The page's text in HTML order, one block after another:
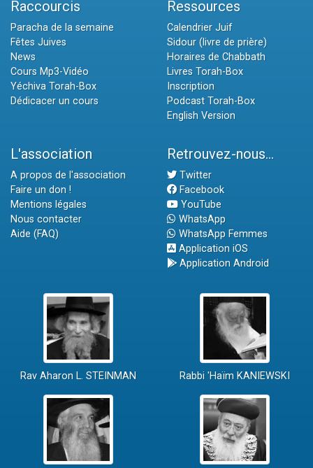
Raccourcis
Paracha de la semaine
Fêtes Juives
News
Cours Mp3-Vidéo
Yéchiva Torah-Box
Dédicacer un cours
Ressources
Calendrier Juif
Sidour (livre de prière)
Horaires de Chabbath
Livres Torah-Box
Inscription
Podcast Torah-Box
English Version
L'association
A propos de l'association
Faire un don !
Mentions légales
Nous contacter
Aide (FAQ)
Retrouvez-nous...
Twitter
Facebook
YouTube
WhatsApp
WhatsApp Femmes
Application iOS
Application Android
Rav Aharon L. STEINMAN Rabbi 'Haïm KANIEWSKI